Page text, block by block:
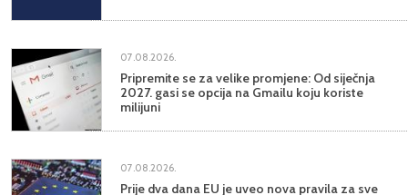
07.08.2026.
Pripremite se za velike promjene: Od siječnja
2027. gasi se opcija na Gmailu koju koriste
milijuni
07.08.2026.
Prije dva dana EU je uveo nova pravila za sve